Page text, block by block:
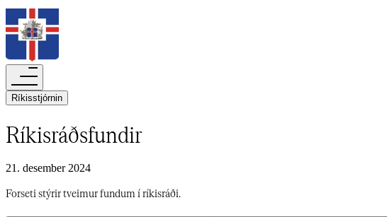
Ríkisstjórnin​​​​‌ ‍ ​‍​‍‌‍ ‌ ​‍‌‍‍‌‌‍‌ ‌‍‍‌‌‍ ‍​‍​‍​ ‍‍​‍​‍‌ ​ ‌‍​‌‌‍ ‍‌‍‍‌‌ ‌​‌ ‍‌​‍ ‍‌‍‍‌‌‍ ​‍​‍​‍ ​​‍​‍‌‍‍​‌ ​‍‌‍‌‌‌‍‌‍​‍​‍​ ‍‍​‍​‍‌‍‍​‌ ‌​‌ ‌​‌ ​​‌ ​ ​‍ ​‍ ‌‍‌‍‌‍ ‌ ​‍‌ ​ ‌‍‌‌‌ ‌​‌‍‍‌​‍ ‌‌‍‍‌‌ ​ ‌‍ ​‌‍​‌‌‍ ‍‌‍‌​‌ ​ ​‍ ‍‌ ‌‍‌‍‌‌‌ ​‍‌‍​ ‌‍‌‌‌‍ ​​‍ ‍‌‍​‌‌ ​​‌ ​​​‍ ‌ ​ ‌ ‌​‌ ‌‌‌‍‌​‌‍‍‌‌‍ ​‍ ‌‍‍‌‌‍ ‍‌ ‌​‌‍‌‌‌‍ ‍‌ ‌​​‍ ‌‍‌‌‌‍‌​‌‍‍‌‌ ‌​​‍ ‌‍ ‌‌‍ ‌‍‌​‌‍‌‌​ ‌‌ ​​‌ ​‍‌‍‌‌‌ ​ ‌‍‌‌‌‍ ‍‌ ‌​‌‍​‌‌ ‌​‌‍‍‌‌‍ ‌‍ ‍​ ‍ ‌‍‍‌‌‍‌​​ ‌‌‍​‍​ ‌​‌‍​‌​ ‍‌‌‍‌‌​ ​‌‌‍‌‍‌‍​‌​‍ ‌‌‍‌‌​ ‌​‌‍​‌​ ‌ ​‍ ‌​ ‌​​ ‌‍​ ‌‍‌‍‌‍​‍ ‌‌‍​‍‌‍​‌​ ‌‌​ ​ ​‍ ‌‌‍​‍‌‍​‌‌‍​‍​ ‍‌‌‍‌‌​ ‌ ​ ‍‌‌‍‌‌‌‍‌​​ ​​‌‍‌​​ ‍​​ ‍ ‌ ‌​‌ ‍‌‌ ​​‌‍‌‌​ ‌‌ ‌​‌‍​‌‌‍‌ ​ ‍ ‌ ​​‌‍​‌‌ ‌​‌‍‍​​ ‌‌ ‌​‌‍‍‌‌ ‌​‌‍ ​‌‍‌‌​ ‌‍​‍‌‍​‌‌ ​ ‌‍‌‌‌‌‌‌‌ ​‍‌‍ ​​ ‌‌‍‍​‌ ‌​‌ ‌​‌ ​​‌ ​ ​‍‌‌​ ​‍‌​‌‍​‍‌‌​ ​‍‌​‌‍‌‍‌‍‌‍ ‌ ​‍‌ ​ ‌‍‌‌‌ ‌​‌‍‍‌​‍ ‌‌‍‍‌‌ ​ ‌‍ ​‌‍​‌‌‍ ‍‌‍‌​‌ ​ ​‍ ‍‌ ‌‍‌‍‌‌‌ ​‍‌‍​ ‌‍‌‌‌‍ ​​‍ ‍‌‍​‌‌ ​​‌ ​​​‍‌‌​ ​‍‌​‌‍‌ ​ ‌ ‌​‌ ‌‌‌‍‌​‌‍‍‌‌‍ ​‍‌‍‌‍‍‌‌‍‌​​ ‌‌‍​‍​ ‌​‌‍​‌​ ‍‌‌‍‌‌​ ​‌‌‍‌‍‌‍​‌​‍ ‌‌‍‌‌​ ‌​‌‍​‌​ ‌ ​‍ ‌​ ‌​​ ‌‍​ ‌‍‌‍‌‍​‍ ‌‌‍​‍‌‍​‌​ ‌‌​ ​ ​‍ ‌‌‍​‍‌‍​‌‌‍​‍​ ‍‌‌‍‌‌​ ‌ ​ ‍‌‌‍‌‌‌‍‌​​ ​​‌‍‌​​ ‍​​‍‌‍‌ ‌​‌ ‍‌‌ ​​‌‍‌‌​ ‌‌ ‌​‌‍​‌‌‍‌ ​‍‌‍‌ ​​‌‍​‌‌ ‌​‌‍‍​​ ‌‌ ‌​‌‍‍‌‌ ‌​‌‍ ​‌‍‌‌​‍‌‍‌ ​​‌‍‌‌‌ ​‍‌ ​ ‌ ​​‌‍‌‌‌‍​ ‌ ‌​‌‍‍‌‌ ‌‍‌‍‌‌​ ‌‌ ​​‌ ‌‌‌‍​‍‌‍ ​‌‍‍‌‌ ​ ‌‍‍​‌‍‌‌‌‍‌​​‍​‍‌ ‌
Ríkisráðsfundir​​​​‌ ‍ ​‍​‍‌‍ ‌ ​‍‌‍‍‌‌‍‌ ‌‍‍‌‌‍ ‍​‍​‍​ ‍‍​‍​‍‌ ​ ‌‍​‌‌‍ ‍‌‍‍‌‌ ‌​‌ ‍‌​‍ ‍‌‍‍‌‌‍ ​‍​‍​‍ ​​‍​‍‌‍‍​‌ ​‍‌‍‌‌‌‍‌‍​‍​‍​ ‍‍​‍​‍‌‍‍​‌ ‌​‌ ‌​‌ ​​‌ ​ ​‍ ​‍ ‌‍‌‍‌‍ ‌ ​‍‌ ​ ‌‍‌‌‌ ‌​‌‍‍‌​‍ ‌‌‍‍‌‌ ​ ‌‍ ​‌‍​‌‌‍ ‍‌‍‌​‌ ​ ​‍ ‍‌ ‌‍‌‍‌‌‌ ​‍‌‍​ ‌‍‌‌‌‍ ​​‍ ‍‌‍​‌‌ ​​‌ ​​​‍ ‌ ​ ‌ ‌​‌ ‌‌‌‍‌​‌‍‍‌‌‍ ​‍ ‌‍‍‌‌‍ ‍‌ ‌​‌‍‌‌‌‍ ‍‌ ‌​​‍ ‌‍‌‌‌‍‌​‌‍‍‌‌ ‌​​‍ ‌‍ ‌‌‍ ‌‍‌​‌‍‌‌​ ‌‌ ​​‌ ​‍‌‍‌‌‌ ​ ‌‍‌‌‌‍ ‍‌ ‌​‌‍​‌‌ ‌​‌‍‍‌‌‍ ‌‍ ‍​ ‍ ‌‍‍‌‌‍‌​​ ‌‌ ​ ‌​‍‌‌​‌​‌‍‍​‌​​‌‌‍‌​‌‍​ ​ ‌‌‌‌‌​‌​​ ‌‌‍​‌‌​ ‌‌‌‌‌​‍‌​ ‌​‌​ ‌​ ​ ‌‌​ ‌‌‌‌‌‍ ‌​ ​​‌ ‍‍​ ‍ ‌ ‌​‌ ‍‌‌ ​​‌‍‌‌​ ‌‌‍ ‍‌‍‌‌‌ ‌ ‌ ​ ​ ‍ ‌ ​​‌‍​‌‌ ‌​‌‍‍​​ ‌‌ ‌​‌‍‍‌‌ ‌​‌‍ ​‌‍‌‌​ ‌‍​‍‌‍​‌‌ ​ ‌‍‌‌‌‌‌‌‌ ​‍‌‍ ​​ ‌‌‍‍​‌ ‌​‌ ‌​‌ ​​‌ ​ ​‍‌‌​ ​‍‌​‌‍​‍‌‌​ ​‍‌​‌‍‌‍‌‍‌‍ ‌ ​‍‌ ​ ‌‍‌‌‌ ‌​‌‍‍‌​‍ ‌‌‍‍‌‌ ​ ‌‍ ​‌‍​‌‌‍ ‍‌‍‌​‌ ​ ​‍ ‍‌ ‌‍‌‍‌‌‌ ​‍‌‍​ ‌‍‌‌‌‍ ​​‍ ‍‌‍​‌‌ ​​‌ ​​​‍‌‌​ ​‍‌​‌‍‌ ​ ‌ ‌​‌ ‌‌‌‍‌​‌‍‍‌‌‍ ​‍‌‍‌‍‍‌‌‍‌​​ ‌‌ ​ ‌​‍‌‌​‌​‌‍‍​‌​​‌‌‍‌​‌‍​ ​ ‌‌‌‌‌​‌​​ ‌‌‍​‌‌​ ‌‌‌‌‌​‍‌​ ‌​‌​ ‌​ ​ ‌‌​ ‌‌‌‌‌‍ ‌​ ​​‌ ‍‍​‍‌‍‌ ‌​‌ ‍‌‌ ​​‌‍‌‌​ ‌‌‍ ‍‌‍‌‌‌ ‌ ‌ ​ ​‍‌‍‌ ​​‌‍​‌‌ ‌​‌‍‍​​ ‌‌ ‌​‌‍‍‌‌ ‌​‌‍ ​‌‍‌‌​‍‌‍‌ ​​‌‍‌‌‌ ​‍‌ ​ ‌ ​​‌‍‌‌‌‍​ ‌ ‌​‌‍‍‌‌ ‌‍‌‍‌‌​ ‌‌ ​​‌ ‌‌‌‍​‍‌‍ ​‌‍‍‌‌ ​ ‌‍‍​‌‍‌‌‌‍‌​​‍​‍‌ ‌
21. desember 2024
Forseti stýrir tveimur fundum í ríkisráði.​​​​‌ ‍ ​‍​‍‌‍ ‌ ​‍‌‍‍‌‌‍‌ ‌‍‍‌‌‍ ‍​‍​‍​ ‍‍​‍​‍‌ ​ ‌‍​‌‌‍ ‍‌‍‍‌‌ ‌​‌ ‍‌​‍ ‍‌‍‍‌‌‍ ​‍​‍​‍ ​​‍​‍‌‍‍​‌ ​‍‌‍‌‌‌‍‌‍​‍​‍​ ‍‍​‍​‍‌‍‍​‌ ‌​‌ ‌​‌ ​​‌ ​ ​‍ ​‍ ‌‍‌‍‌‍ ‌ ​‍‌ ​ ‌‍‌‌‌ ‌​‌‍‍‌​‍ ‌‌‍‍‌‌ ​ ‌‍ ​‌‍​‌‌‍ ‍‌‍‌​‌ ​ ​‍ ‍‌ ‌‍‌‍‌‌‌ ​‍‌‍​ ‌‍‌‌‌‍ ​​‍ ‍‌‍​‌‌ ​​‌ ​​​‍ ‌ ​ ‌ ‌​‌ ‌‌‌‍‌​‌‍‍‌‌‍ ​‍ ‌‍‍‌‌‍ ‍‌ ‌​‌‍‌‌‌‍ ‍‌ ‌​​‍ ‌‍‌‌‌‍‌​‌‍‍‌‌ ‌​​‍ ‌‍ ‌‌‍ ‌‍‌​‌‍‌‌​ ‌‌ ​​‌ ​‍‌‍‌‌‌ ​ ‌‍‌‌‌‍ ‍‌ ‌​‌‍​‌‌ ‌​‌‍‍‌‌‍ ‌‍ ‍​ ‍ ‌‍‍‌‌‍‌​​ ‌‌ ​ ‌​‍‌‌​‌​‌‍‍​‌​​‌‌‍‌​‌‍​ ​ ‌‌‌‌‌​‌​​ ‌‌‍​‌‌​ ‌‌‌‌‌​‍‌​ ‌​‌​ ‌​ ​ ‌‌​ ‌‌‌‌‌‍ ‌​ ​​‌ ‍‍​ ‍ ‌ ‌​‌ ‍‌‌ ​​‌‍‌‌​ ‌‌‍ ‍‌‍‌‌‌ ‌ ‌ ​ ​ ‍ ‌ ​​‌‍​‌‌ ‌​‌‍‍​​ ‌‌‍‌​‌‍‌‌‌ ​ ‌‍​ ‌ ​‍‌‍‍‌‌ ​​‌ ‌​‌‍‍‌‌‍ ‌‍ ‍​ ‌‍​‍‌‍​‌‌ ​ ‌‍‌‌‌‌‌‌‌ ​‍‌‍ ​​ ‌‌‍‍​‌ ‌​‌ ‌​‌ ​​‌ ​ ​‍‌‌​ ​‍‌​‌‍​‍‌‌​ ​‍‌​‌‍‌‍‌‍‌‍ ‌ ​‍‌ ​ ‌‍‌‌‌ ‌​‌‍‍‌​‍ ‌‌‍‍‌‌ ​ ‌‍ ​‌‍​‌‌‍ ‍‌‍‌​‌ ​ ​‍ ‍‌ ‌‍‌‍‌‌‌ ​‍‌‍​ ‌‍‌‌‌‍ ​​‍ ‍‌‍​‌‌ ​​‌ ​​​‍‌‌​ ​‍‌​‌‍‌ ​ ‌ ‌​‌ ‌‌‌‍‌​‌‍‍‌‌‍ ​‍‌‍‌‍‍‌‌‍‌​​ ‌‌ ​ ‌​‍‌‌​‌​‌‍‍​‌​​‌‌‍‌​‌‍​ ​ ‌‌‌‌‌​‌​​ ‌‌‍​‌‌​ ‌‌‌‌‌​‍‌​ ‌​‌​ ‌​ ​ ‌‌​ ‌‌‌‌‌‍ ‌​ ​​‌ ‍‍​‍‌‍‌ ‌​‌ ‍‌‌ ​​‌‍‌‌​ ‌‌‍ ‍‌‍‌‌‌ ‌ ‌ ​ ​‍‌‍‌ ​​‌‍​‌‌ ‌​‌‍‍​​ ‌‌‍‌​‌‍‌‌‌ ​ ‌‍​ ‌ ​‍‌‍‍‌‌ ​​‌ ‌​‌‍‍‌‌‍ ‌‍ ‍​‍‌‍‌ ​​‌‍‌‌‌ ​‍‌ ​ ‌ ​​‌‍‌‌‌‍​ ‌ ‌​‌‍‍‌‌ ‌‍‌‍‌‌​ ‌‌ ​​‌ ‌‌‌‍​‍‌‍ ​‌‍‍‌‌ ​ ‌‍‍​‌‍‌‌‌‍‌​​‍​‍‌ ‌